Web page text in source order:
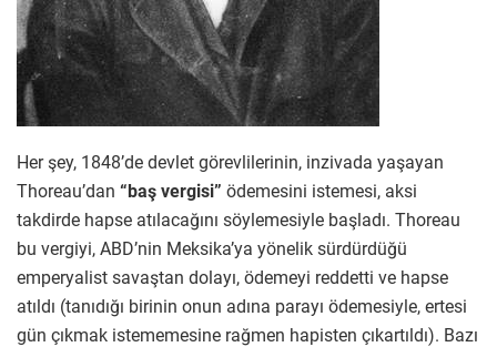
Her şey, 1848’de devlet görevlilerinin, inzivada yaşayan
Thoreau’dan “baş vergisi” ödemesini istemesi, aksi
takdirde hapse atılacağını söylemesiyle başladı. Thoreau
bu vergiyi, ABD’nin Meksika’ya yönelik sürdürdüğü
emperyalist savaştan dolayı, ödemeyi reddetti ve hapse
atıldı (tanıdığı birinin onun adına parayı ödemesiyle, ertesi
gün çıkmak istememesine rağmen hapisten çıkartıldı). Bazı